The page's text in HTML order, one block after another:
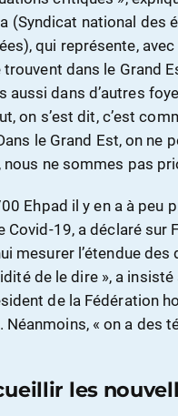
(Syndicat national des
qui représente,
dans le Grand
dans d’autres
on s’est dit, c’est
le Grand Est, on ne
ne sommes pas
Ehpad il y en a à peu
19, a déclaré sur
mesurer l’étendue
de le dire », a insisté
de la Fédération
Néanmoins, « on a des
les